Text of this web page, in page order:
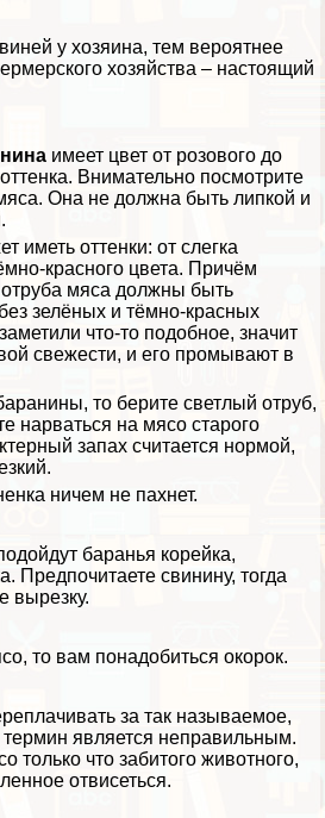
у хозяина, тем вероятнее
хозяйства – настоящий
имеет цвет от розового до
Внимательно посмотрите
Она не должна быть липкой и
иметь оттенки: от слегка
красного цвета. Причём
отруба мяса должны быть
зелёных и тёмно-красных
что-то подобное, значит
свежести, и его промывают в
то берите светлый отруб,
нарваться на мясо старого
запах считается нормой,
ничем не пахнет.
бapaнья корейка,
Предпочитаете свинину, тогда
вырезку.
то вам понадобиться окорок.
за так называемое,
является неправильным.
только что забитого животного,
отвисеться.